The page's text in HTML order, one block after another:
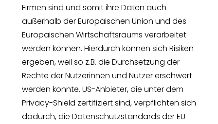
Firmen sind und somit ihre Daten auch
außerhalb der Europäischen Union und des
Europäischen Wirtschaftsraums verarbeitet
werden können. Hierdurch können sich Risiken
ergeben, weil so z.B. die Durchsetzung der
Rechte der Nutzerinnen und Nutzer erschwert
werden könnte. US-Anbieter, die unter dem
Privacy-Shield zertifiziert sind, verpflichten sich
dadurch, die Datenschutzstandards der EU